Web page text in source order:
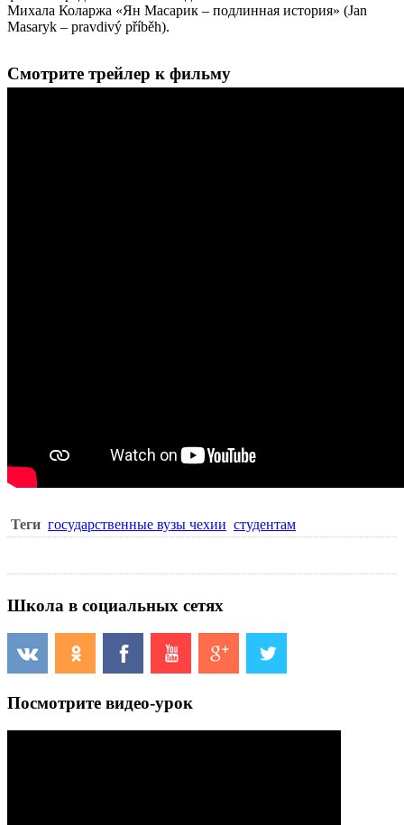
Михала Коларжа «Ян Масарик – подлинная история» (Jan
Masaryk – pravdivý příběh).
Смотрите трейлер к фильму
Теги государственные вузы чехии студентам
Школа в социальных сетях
Посмотрите видео-урок